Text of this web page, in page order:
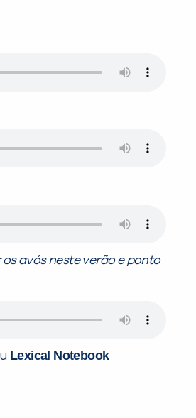
avós neste verão eponto
Lexical Notebook